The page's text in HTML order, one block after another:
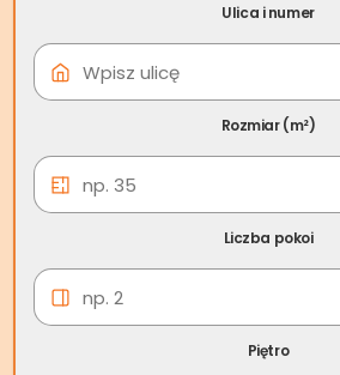
08 czeSkup
Połaniec
Ulica i numer
Rozmiar (m²)
Liczba pokoi
Piętro